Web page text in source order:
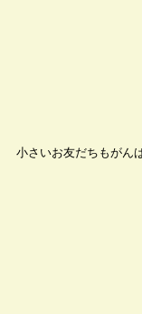
小さいお友だちもがん